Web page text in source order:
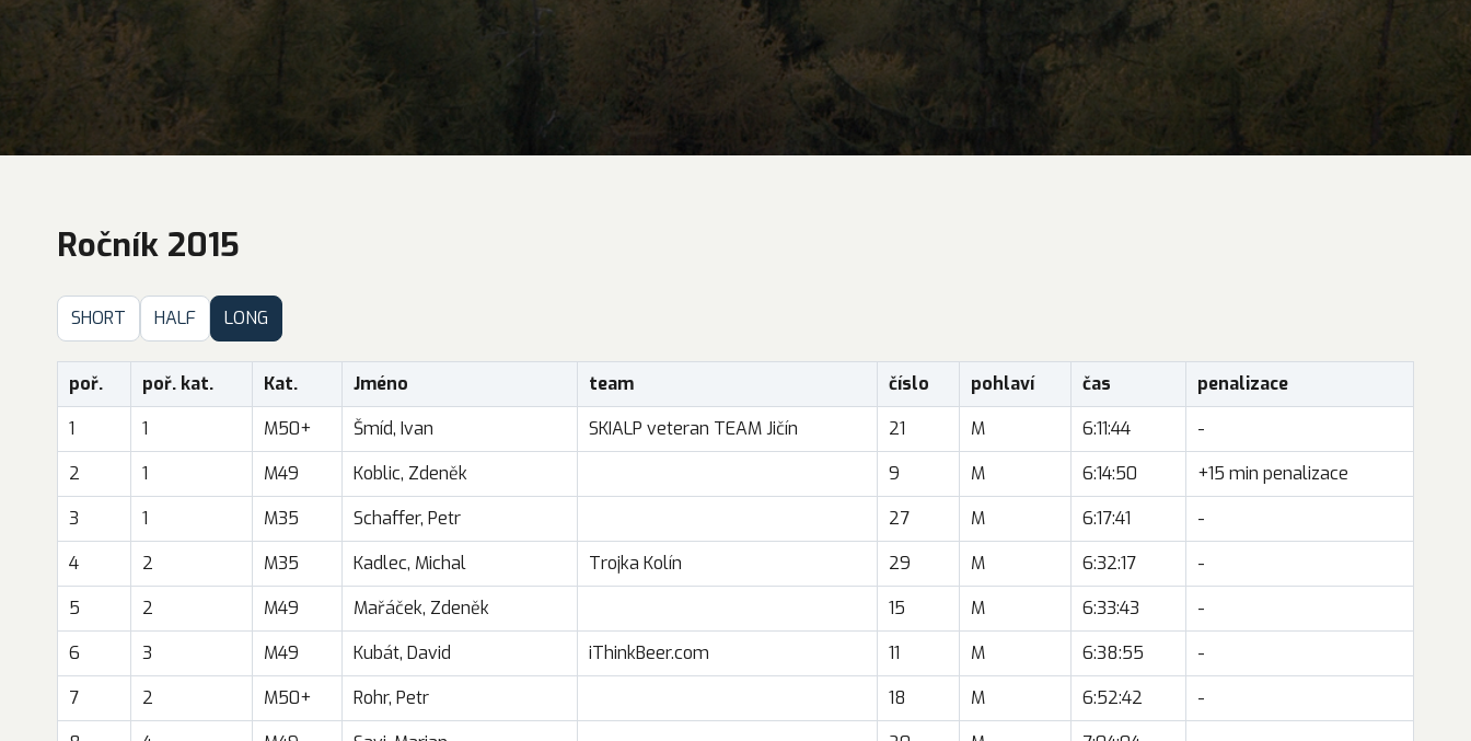
Ročník 2015
SHORT HALF LONG
poř. poř. kat. Kat. Jméno team číslo pohlaví čas
penalizace
1
1 M50+ Šmíd, Ivan SKIALP veteran TEAM Jičín 21 M 6:11:44
-
2
1 M49 Koblic, Zdeněk 9 M 6:14:50
+15 min penalizace
3
1 M35 Schaffer, Petr 27 M 6:17:41
-
4
2 M35 Kadlec, Michal Trojka Kolín 29 M 6:32:17
-
5
2 M49 Mařáček, Zdeněk 15 M 6:33:43
-
6
3 M49 Kubát, David iThinkBeer.com 11 M 6:38:55
-
7
2 M50+ Rohr, Petr 18 M 6:52:42
-